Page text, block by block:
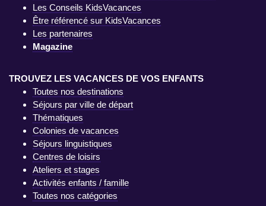
Les Conseils KidsVacances
Être référencé sur KidsVacances
Les partenaires
Magazine
TROUVEZ LES VACANCES DE VOS ENFANTS
Toutes nos destinations
Séjours par ville de départ
Thématiques
Colonies de vacances
Séjours linguistiques
Centres de loisirs
Ateliers et stages
Activités enfants / famille
Toutes nos catégories